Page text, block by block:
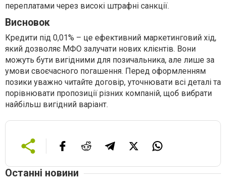
переплатами через високі штрафні санкції.
Висновок
Кредити під 0,01% – це ефективний маркетинговий хід,
який дозволяє МФО залучати нових клієнтів. Вони
можуть бути вигідними для позичальника, але лише за
умови своєчасного погашення. Перед оформленням
позики уважно читайте договір, уточнювати всі деталі та
порівнювати пропозиції різних компаній, щоб вибрати
найбільш вигідний варіант.
Останні новини